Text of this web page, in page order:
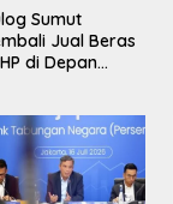
Sumut
Jual Beras
di Depan
Akhir Tahun